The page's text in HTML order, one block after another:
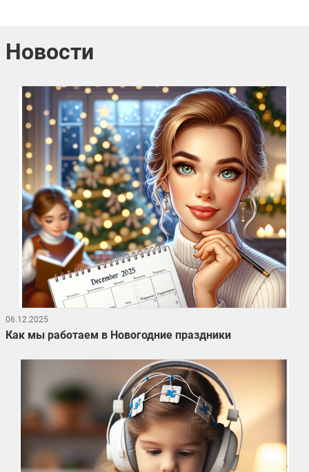
Новости
06.12.2025
Как мы работаем в Новогодние праздники